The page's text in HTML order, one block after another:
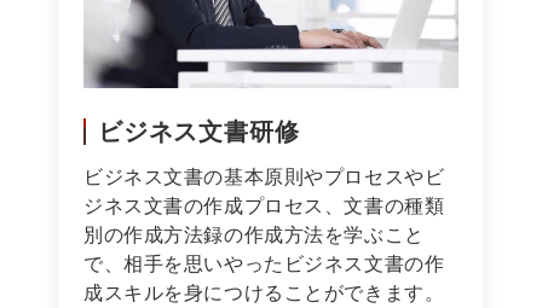
ビジネス文書研修
ビジネス文書の基本原則やプロセスやビ
ジネス文書の作成プロセス、文書の種類
別の作成方法録の作成方法を学ぶこと
で、相手を思いやったビジネス文書の作
成スキルを身につけることができます。